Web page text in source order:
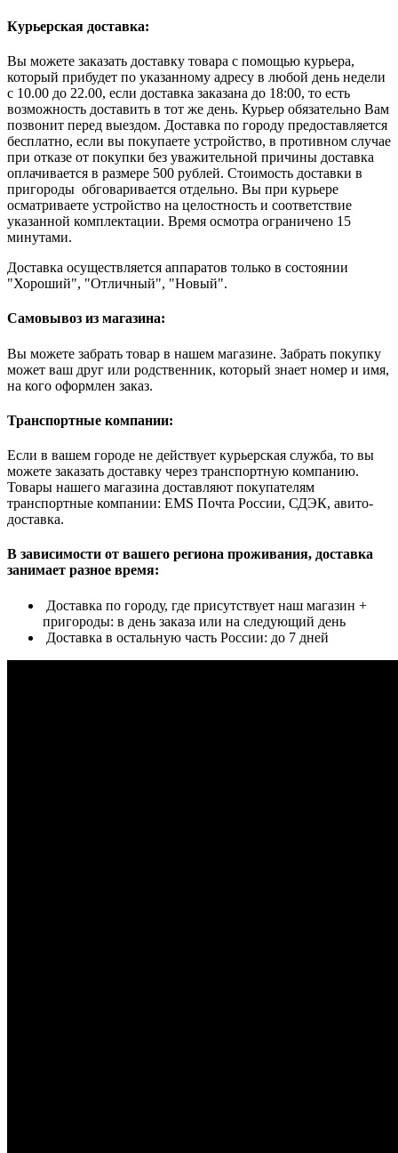
Курьерская доставка:
Вы можете заказать доставку товара с помощью курьера,
который прибудет по указанному адресу в любой день недели
с 10.00 до 22.00, если доставка заказана до 18:00, то есть
возможность доставить в тот же день. Курьер обязательно Вам
позвонит перед выездом. Доставка по городу предоставляется
бесплатно, если вы покупаете устройство, в противном случае
при отказе от покупки без уважительной причины доставка
оплачивается в размере 500 рублей. Стоимость доставки в
пригороды обговаривается отдельно. Вы при курьере
осматриваете устройство на целостность и соответствие
указанной комплектации. Время осмотра ограничено 15
минутами.
Доставка осуществляется аппаратов только в состоянии
"Хороший", "Отличный", "Новый".
Самовывоз из магазина:
Вы можете забрать товар в нашем магазине. Забрать покупку
может ваш друг или родственник, который знает номер и имя,
на кого оформлен заказ.
Транспортные компании:
Если в вашем городе не действует курьерская служба, то вы
можете заказать доставку через транспортную компанию.
Товары нашего магазина доставляют покупателям
транспортные компании: EMS Почта России, СДЭК, авито-
доставка.
В зависимости от вашего региона проживания, доставка
занимает разное время:
Доставка по городу, где присутствует наш магазин +
пригороды: в день заказа или на следующий день
Доставка в остальную часть России: до 7 дней